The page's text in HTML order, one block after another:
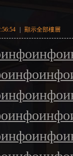
顯示全部樓層
инфоинфо
инфоинфо
инфоинфо
инфоинфо
инфоинфо